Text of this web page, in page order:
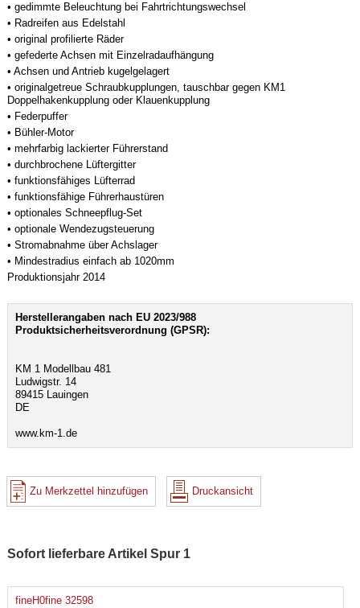
• gedimmte Beleuchtung bei Fahrtrichtungswechsel
• Radreifen aus Edelstahl
• original profilierte Räder
• gefederte Achsen mit Einzelradaufhängung
• Achsen und Antrieb kugelgelagert
• originalgetreue Schraubkupplungen, tauschbar gegen KM1
Doppelhakenkupplung oder Klauenkupplung
• Federpuffer
• Bühler-Motor
• mehrfarbig lackierter Führerstand
• durchbrochene Lüftergitter
• funktionsfähiges Lüfterrad
• funktionsfähige Führerhaustüren
• optionales Schneepflug-Set
• optionale Wendezugsteuerung
• Stromabnahme über Achslager
• Mindestradius einfach ab 1020mm
Produktionsjahr 2014
Herstellerangaben nach EU 2023/988
Produktsicherheitsverordnung (GPSR):
KM 1 Modellbau 481
Ludwigstr. 14
89415 Lauingen
DE
www.km-1.de
Zu Merkzettel hinzufügen Druckansicht
Sofort lieferbare Artikel Spur 1
fineH0fine 32598